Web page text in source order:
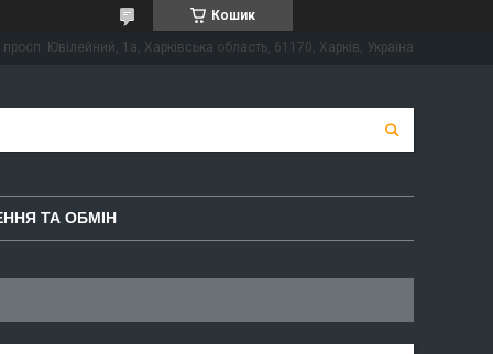
Кошик
просп. Ювілейний, 1а, Харківська область, 61170, Харків, Україна
ТА ОБМІН